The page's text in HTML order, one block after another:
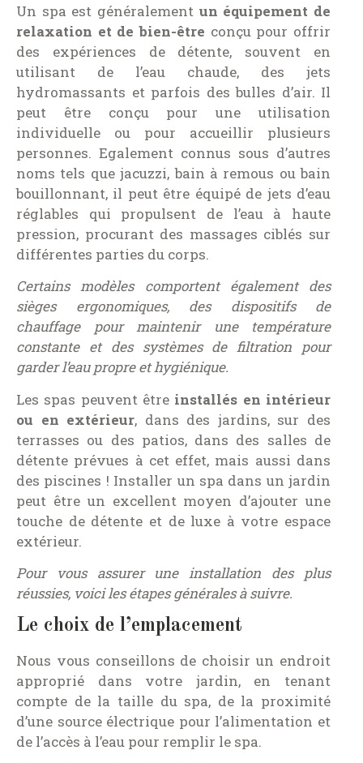
Un spa est généralement un équipement de
relaxation et de bien-être conçu pour offrir
des expériences de détente, souvent en
utilisant de l’eau chaude, des jets
hydromassants et parfois des bulles d’air. Il
peut être conçu pour une utilisation
individuelle ou pour accueillir plusieurs
personnes. Egalement connus sous d’autres
noms tels que jacuzzi, bain à remous ou bain
bouillonnant, il peut être équipé de jets d’eau
réglables qui propulsent de l’eau à haute
pression, procurant des massages ciblés sur
différentes parties du corps.
Certains modèles comportent également des
sièges ergonomiques, des dispositifs de
chauffage pour maintenir une température
constante et des systèmes de filtration pour
garder l’eau propre et hygiénique.
Les spas peuvent être installés en intérieur
ou en extérieur, dans des jardins, sur des
terrasses ou des patios, dans des salles de
détente prévues à cet effet, mais aussi dans
des piscines ! Installer un spa dans un jardin
peut être un excellent moyen d’ajouter une
touche de détente et de luxe à votre espace
extérieur.
Pour vous assurer une installation des plus
réussies, voici les étapes générales à suivre.
Le choix de l’emplacement
Nous vous conseillons de choisir un endroit
approprié dans votre jardin, en tenant
compte de la taille du spa, de la proximité
d’une source électrique pour l’alimentation et
de l’accès à l’eau pour remplir le spa.